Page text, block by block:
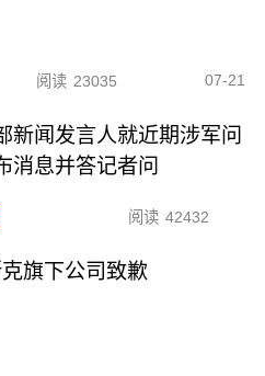
阅读 23035 07-21
新闻发言人就近期涉军问
消息并答记者问
阅读 42432
旗下公司致歉